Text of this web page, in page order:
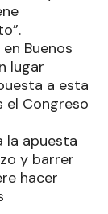
Buenos
lugar
a esta
el Congreso
la apuesta
y barrer
hacer